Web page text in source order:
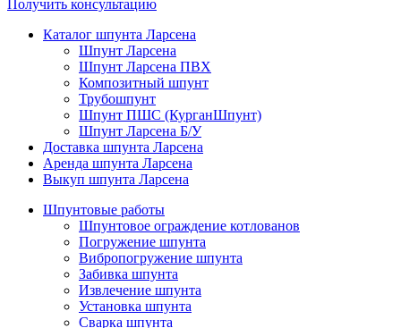
Получить консультацию
Каталог шпунта Ларсена
Шпунт Ларсена
Шпунт Ларсена ПВХ
Композитный шпунт
Трубошпунт
Шпунт ПШС (КурганШпунт)
Шпунт Ларсена Б/У
Доставка шпунта Ларсена
Аренда шпунта Ларсена
Выкуп шпунта Ларсена
Шпунтовые работы
Шпунтовое ограждение котлованов
Погружение шпунта
Вибропогружение шпунта
Забивка шпунта
Извлечение шпунта
Установка шпунта
Сварка шпунта